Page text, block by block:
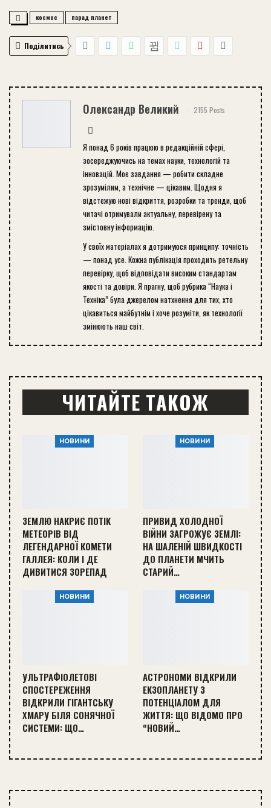
космос парад планет
Поділитись
Олександр Великий 2155 Posts
Я понад 6 років працюю в редакційній сфері,
зосереджуючись на темах науки, технологій та
інновацій. Моє завдання — робити складне
зрозумілим, а технічне — цікавим. Щодня я
відстежую нові відкриття, розробки та тренди, щоб
читачі отримували актуальну, перевірену та
змістовну інформацію.
У своїх матеріалах я дотримуюся принципу: точність
— понад усе. Кожна публікація проходить ретельну
перевірку, щоб відповідати високим стандартам
якості та довіри. Я прагну, щоб рубрика “Наука і
Техніка” була джерелом натхнення для тих, хто
цікавиться майбутнім і хоче розуміти, як технології
змінюють наш світ.
ЧИТАЙТЕ ТАКОЖ
НОВИНИ
ЗЕМЛЮ НАКРИЄ ПОТІК
МЕТЕОРІВ ВІД
ЛЕГЕНДАРНОЇ КОМЕТИ
ГАЛЛЕЯ: КОЛИ І ДЕ
ДИВИТИСЯ ЗОРЕПАД
НОВИНИ
ПРИВИД ХОЛОДНОЇ
ВІЙНИ ЗАГРОЖУЄ ЗЕМЛІ:
НА ШАЛЕНІЙ ШВИДКОСТІ
ДО ПЛАНЕТИ МЧИТЬ
СТАРИЙ…
НОВИНИ
УЛЬТРАФІОЛЕТОВІ
СПОСТЕРЕЖЕННЯ
ВІДКРИЛИ ГІГАНТСЬКУ
ХМАРУ БІЛЯ СОНЯЧНОЇ
СИСТЕМИ: ЩО…
НОВИНИ
АСТРОНОМИ ВІДКРИЛИ
ЕКЗОПЛАНЕТУ З
ПОТЕНЦІАЛОМ ДЛЯ
ЖИТТЯ: ЩО ВІДОМО ПРО
“НОВИЙ…